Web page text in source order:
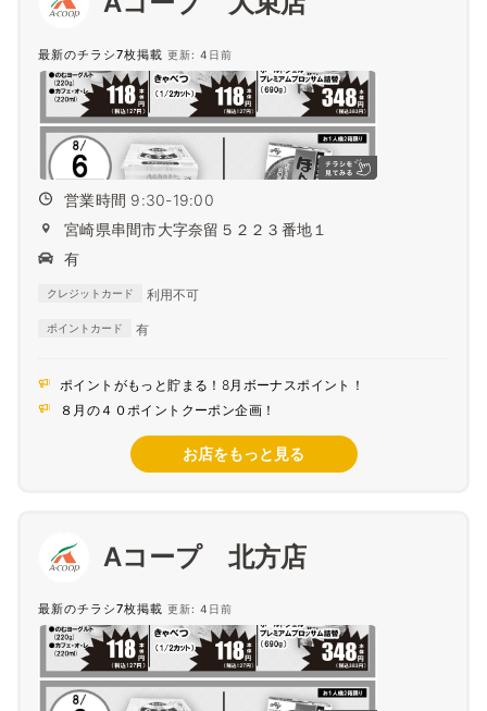
最新のチラシ7枚掲載 更新: 4日前
営業時間 9:30-19:00
宮崎県串間市大字奈留５２２３番地１
有
クレジットカード 利用不可
ポイントカード 有
ポイントがもっと貯まる！8月ボーナスポイント！
８月の４０ポイントクーポン企画！
お店をもっと見る
Aコープ 北方店
最新のチラシ7枚掲載 更新: 4日前